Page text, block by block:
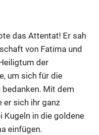
das Attentat! Er sah
von Fatima und
der
um sich für die
Mit dem
er sich ihr ganz
Kugeln in die goldene
einfügen.